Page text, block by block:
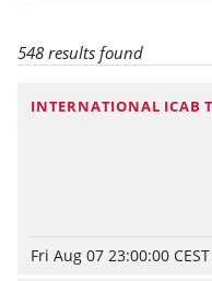
548 results found
INTERNATIONAL ICAB
Fri Aug 07 23:00:00